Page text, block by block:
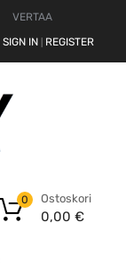
VERTAA
SIGN IN REGISTER
Ostoskori
0,00 €
0